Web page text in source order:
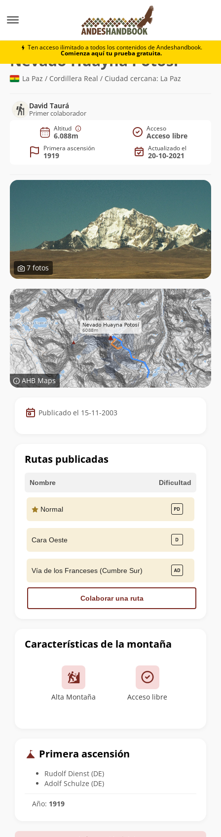
Ten acceso ilimitado a todos los contenidos de Andeshandbook.
Comienza aquí tu prueba gratuita.
Nevado Huayna Potosí
Nevado Huayna Potosí
La Paz / Cordillera Real / Ciudad cercana: La Paz
David Taurá
Primer colaborador
Altitud
6.088m
Acceso
Acceso libre
Primera ascensión
1919
Actualizado el
20-10-2021
7 fotos
AHB Maps
Datos
de
cumbre
Publicado el 15-11-2003
Características de la montaña
Alta Montaña Acceso libre
Primera ascensión
Rudolf Dienst (DE)
Adolf Schulze (DE)
Año: 1919
Rutas publicadas
Nombre Dificultad
Normal
Cara Oeste
Vía de los Franceses (Cumbre Sur)
Colaborar una ruta